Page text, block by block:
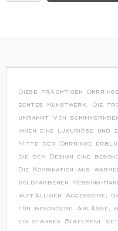
Diese prächtigen
echtes Kunstwerk. Die
umrahmt von
ihnen eine luxuriöse und
Mitte der Ohrringe
die dem Design eine
Die Kombination aus
goldfarbenen Messing-
auffälligen Accessoire,
für besondere Anlässe,
ein starkes Statement